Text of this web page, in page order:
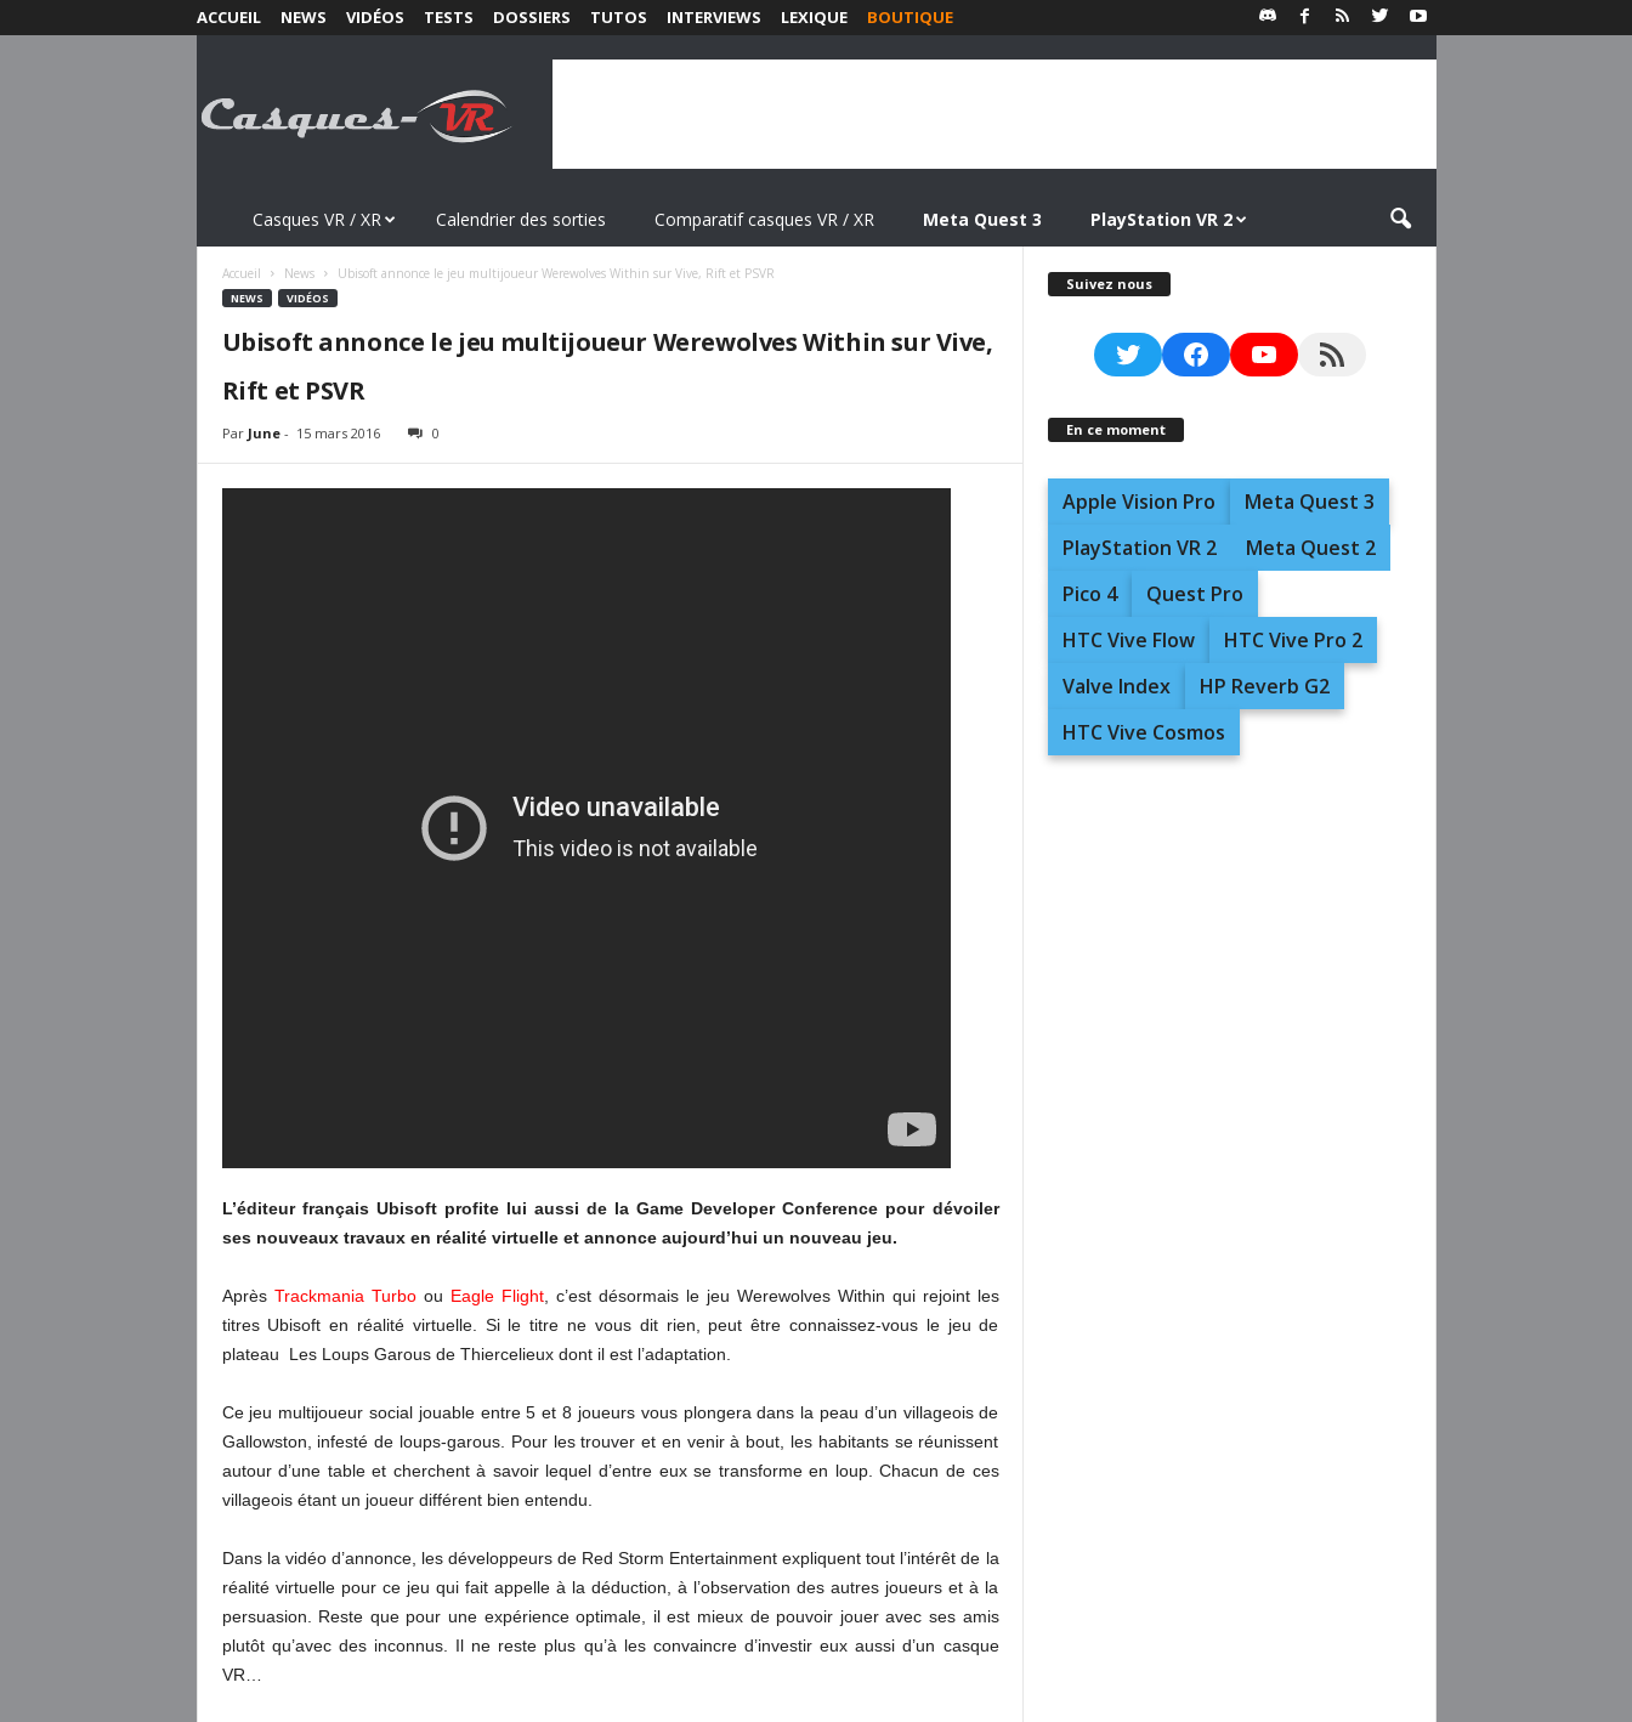
ACCUEIL NEWS VIDÉOS TESTS DOSSIERS TUTOS INTERVIEWS LEXIQUE BOUTIQUE
s
Casques VR / XR Calendrier des sorties Comparatif casques VR / XR Meta Quest 3 PlayStation VR 2
Accueil News Ubisoft annonce le jeu multijoueur Werewolves Within sur Vive, Rift et PSVR
NEWS VIDÉOS
Ubisoft annonce le jeu multijoueur Werewolves Within sur Vive,
Rift et PSVR
Par June- 15 mars 2016 0
L’éditeur français Ubisoft profite lui aussi de la Game Developer Conference pour dévoiler
ses nouveaux travaux en réalité virtuelle et annonce aujourd’hui un nouveau jeu.
Après Trackmania Turboou Eagle Flight, c’est désormais le jeu Werewolves Within qui rejoint les
titres Ubisoft en réalité virtuelle. Si le titre ne vous dit rien, peut être connaissez-vous le jeu de
plateau
Les Loups Garous de Thiercelieux dont il est l’adaptation.
Ce jeu multijoueur social jouable entre 5 et 8 joueurs vous plongera dans la peau d’un villageois de
Gallowston, infesté de loups-garous. Pour les trouver et en venir à bout, les habitants se réunissent
autour d’une table et cherchent à savoir lequel d’entre eux se transforme en loup. Chacun de ces
villageois étant un joueur différent bien entendu.
Dans la vidéo d’annonce, les développeurs de Red Storm Entertainment expliquent tout l’intérêt de la
réalité virtuelle pour ce jeu qui fait appelle à la déduction, à l’observation des autres joueurs et à la
persuasion. Reste que pour une expérience optimale, il est mieux de pouvoir jouer avec ses amis
plutôt qu’avec des inconnus. Il ne reste plus qu’à les convaincre d’investir eux aussi d’un casque
VR…
Suivez nous
TwitterFacebookYouTubeRSS Feed
En ce moment
Apple Vision Pro
Meta Quest 3
PlayStation VR 2
Meta Quest 2
Pico 4
Quest Pro
HTC Vive Flow
HTC Vive Pro 2
Valve Index
HP Reverb G2
HTC Vive Cosmos